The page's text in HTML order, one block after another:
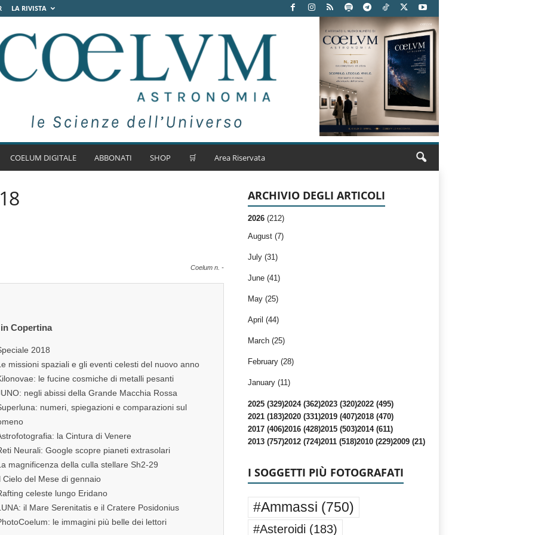
LA RIVISTA
COELUM DIGITALE ABBONATI SHOP 🛒 Area Riservata
Coelum n. -
Copertina
2018
missioni spaziali e gli eventi celesti del nuovo anno
le fucine cosmiche di metalli pesanti
negli abissi della Grande Macchia Rossa
numeri, spiegazioni e comparazioni sul
la Cintura di Venere
Neurali: Google scopre pianeti extrasolari
magnificenza della culla stellare Sh2-29
Cielo del Mese di gennaio
celeste lungo Eridano
il Mare Serenitatis e il Cratere Posidonius
le immagini più belle dei lettori
ARCHIVIO DEGLI ARTICOLI
2026 (212)
August (7)
July (31)
June (41)
May (25)
April (44)
March (25)
February (28)
January (11)
2025 (329)2024 (362)2023 (320)2022 (495)
2021 (183)2020 (331)2019 (407)2018 (470)
2017 (406)2016 (428)2015 (503)2014 (611)
2013 (757)2012 (724)2011 (518)2010 (229)2009 (21)
I SOGGETTI PIÙ FOTOGRAFATI
#Ammassi (750)
#Asteroidi (183)